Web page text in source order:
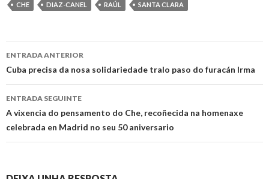
CHE DIAZ-CANEL RAÚL SANTA CLARA
Ir
a
entrada
ENTRADA ANTERIOR
Cuba precisa da nosa solidariedade tralo paso do furacán Irma
ENTRADA SEGUINTE
A vixencia do pensamento do Che, recoñecida na homenaxe
celebrada en Madrid no seu 50 aniversario